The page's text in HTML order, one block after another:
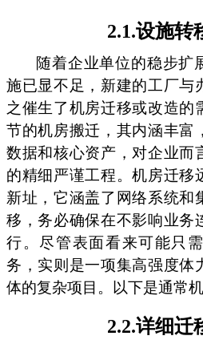
2.1.设施转
随着企业单位的稳步扩
施已显不足，新建的工厂与
之催生了机房迁移或改造的
节的机房搬迁，其内涵丰富
数据和核心资产，对企业而
的精细严谨工程。机房迁移
新址，它涵盖了网络系统和
移，务必确保在不影响业务
行。尽管表面看来可能只
务，实则是一项集高强度体
体的复杂项目。以下是通常
2.2.详细迁